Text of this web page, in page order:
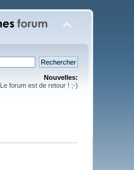
Nouvelles:
Le forum est de retour ! ;-)